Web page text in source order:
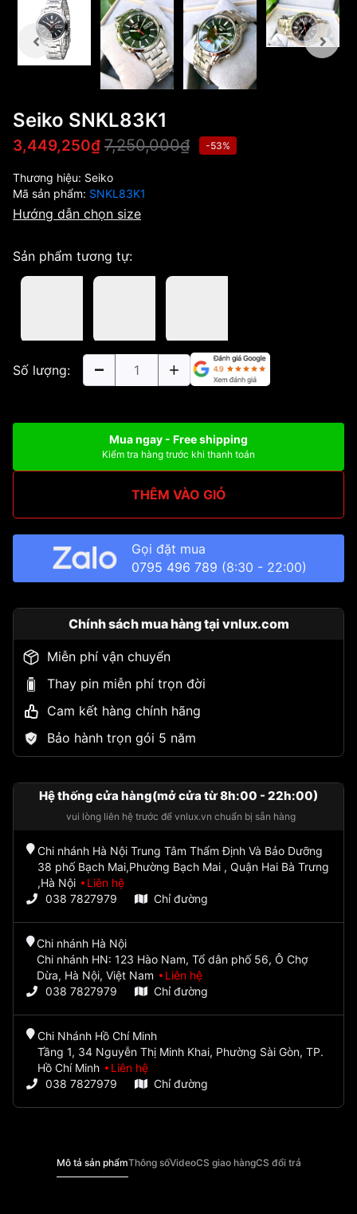
Seiko SNKL83K1
3,449,250₫ 7,250,000₫ -53%
Thương hiệu: Seiko
Mã sản phẩm: SNKL83K1
Hướng dẫn chọn size
Sản phẩm tương tự:
Số lượng:
Mua ngay - Free shipping
Kiểm tra hàng trước khi thanh toán
THÊM VÀO GIỎ
Gọi đặt mua
0795 496 789 (8:30 - 22:00)
Chính sách mua hàng tại vnlux.com
Miễn phí vận chuyển
Thay pin miễn phí trọn đời
Cam kết hàng chính hãng
Bảo hành trọn gói 5 năm
Hệ thống cửa hàng(mở cửa từ 8h:00 - 22h:00)
vui lòng liên hệ trước để vnlux.vn chuẩn bị sẵn hàng
Chi nhánh Hà Nội Trung Tâm Thẩm Định Và Bảo Dưỡng
38 phố Bạch Mai,Phường Bạch Mai , Quận Hai Bà Trưng
,Hà Nội
Liên hệ
038 7827979
Chỉ đường
Chi nhánh Hà Nội
Chi nhánh HN: 123 Hào Nam, Tổ dân phố 56, Ô Chợ
Dừa, Hà Nội, Việt Nam
Liên hệ
038 7827979
Chỉ đường
Chi Nhánh Hồ Chí Minh
Tầng 1, 34 Nguyễn Thị Minh Khai, Phường Sài Gòn, TP.
Hồ Chí Minh
Liên hệ
038 7827979
Chỉ đường
Mô tả sản phẩmThông sốVideoCS giao hàngCS đổi trả